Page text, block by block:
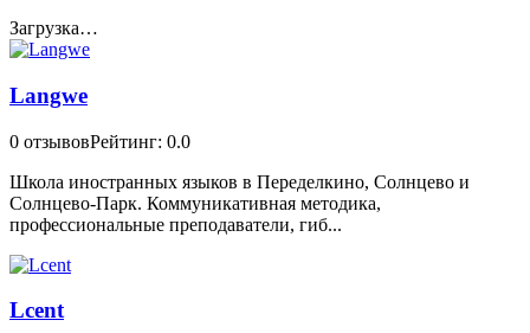
Загрузка…
Langwe
0 отзывовРейтинг: 0.0
Школа иностранных языков в Переделкино, Солнцево и
Солнцево-Парк. Коммуникативная методика,
профессиональные преподаватели, гиб...
Lcent